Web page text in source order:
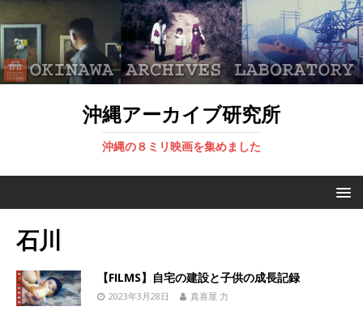
沖縄アーカイブ研究所
沖縄の８ミリ映画を集めました
石川
【FILMS】自宅の建設と子供の成長記録
2023年3月28日 真喜屋 力